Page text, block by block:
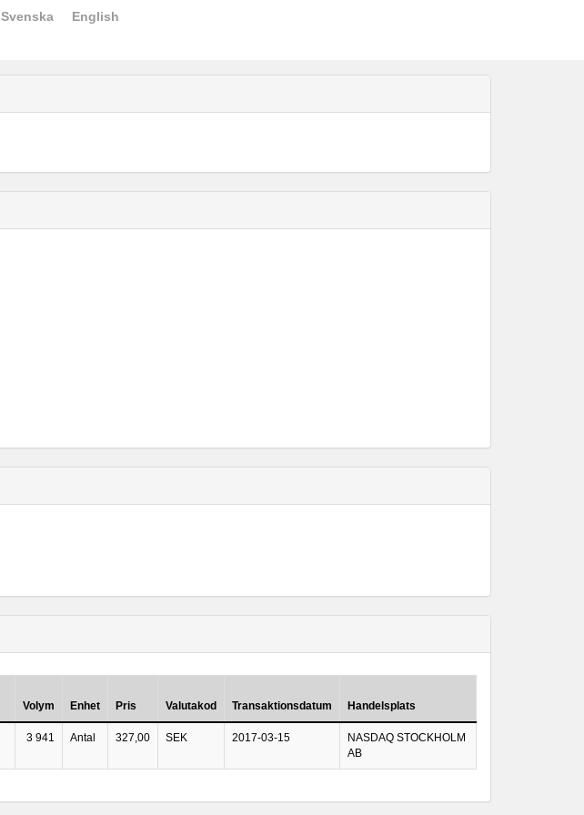
Svenska English
Volym Enhet Pris Valutakod Transaktionsdatum Handelsplats
3 941 Antal 327,00 SEK 2017-03-15
NASDAQ STOCKHOLM
AB